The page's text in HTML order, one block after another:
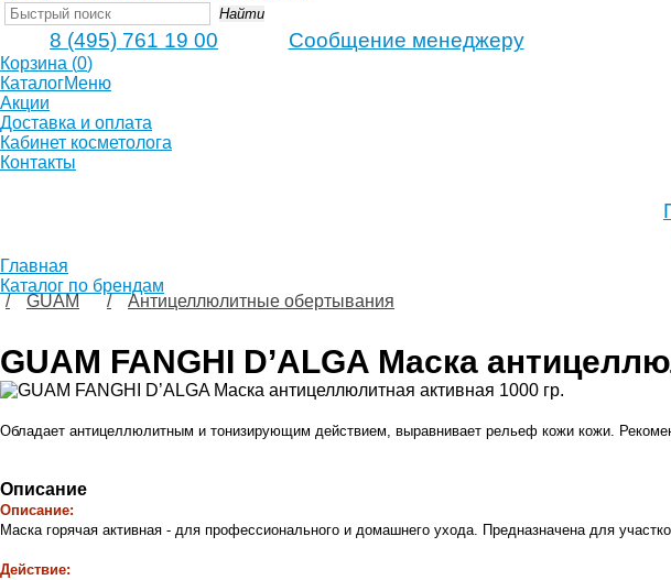
Найти
8 (495) 761 19 00 Сообщение менеджеру
Корзина (0)
КаталогМеню
Акции
Доставка и оплата
Кабинет косметолога
Контакты
Главная
Каталог по брендам
GUAM
Антицеллюлитные обертывания
GUAM FANGHI D’ALGA Маска
Обладает антицеллюлитным и тонизирующим действием, выравнивает рельеф кожи кожи.
Описание
Описание:
Маска горячая активная - для профессионального и домашнего ухода. Предназначена для
Действие: